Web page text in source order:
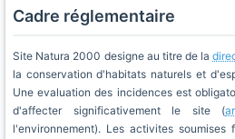
Cadre réglementaire
Site Natura 2000 designe au titre de la
la conservation d'habitats naturels et
Une evaluation des incidences est
d'affecter significativement le site (
l'environnement). Les activites soumises